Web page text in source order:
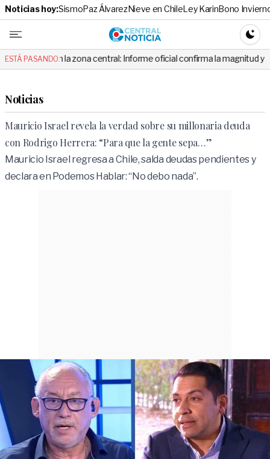
Noticias hoy:SismoPaz ÁlvarezNieve en ChileLey KarinBono
Central
ESTÁ PASANDO:
la zona central: Informe oficial confirma la magnitud y el origen del
Noticias
Mauricio Israel revela la verdad sobre su millonaria deuda
con Rodrigo Herrera: “Para que la gente sepa…”
Mauricio Israel regresa a Chile, salda deudas pendientes y
declara en Podemos Hablar: “No debo nada”.